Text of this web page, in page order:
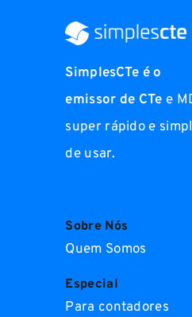
SimplesCTe é o
emissor de CTe e
super rápido e
de usar.
Sobre Nós
Quem Somos
Especial
Para contadores